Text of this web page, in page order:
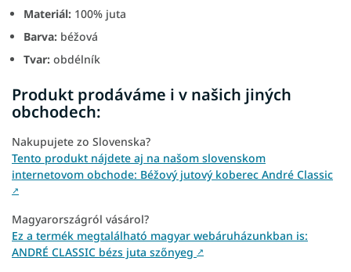
Materiál: 100% juta
Barva: béžová
Tvar: obdélník
Produkt prodáváme i v našich jiných
obchodech:
Nakupujete zo Slovenska?
Tento produkt nájdete aj na našom slovenskom
internetovom obchode: Béžový jutový koberec André Classic
↗
Magyarországról vásárol?
Ez a termék megtalálható magyar webáruházunkban is:
ANDRÉ CLASSIC bézs juta szőnyeg ↗